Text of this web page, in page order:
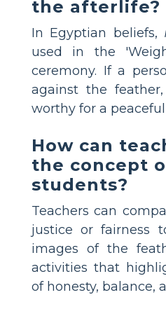
the afterlife?
In Egyptian beliefs,
used in the
ceremony. If a
against the
worthy for a
How can
the concept
students?
Teachers can
justice or fairness
images of the
activities that
of honesty, balance,